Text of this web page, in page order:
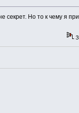
секрет. Но то к чему я